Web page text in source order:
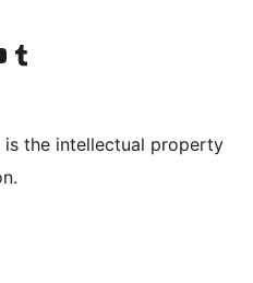
TikTok
canalul nostru YouTube
Vizitează contul nostru Tumblr
is the intellectual property